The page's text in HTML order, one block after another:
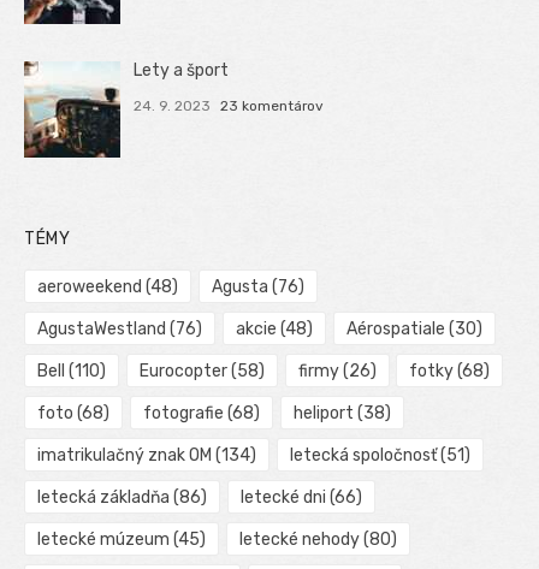
Lety a šport
24. 9. 2023 23 komentárov
TÉMY
aeroweekend (48) Agusta (76)
AgustaWestland (76) akcie (48) Aérospatiale (30)
Bell (110) Eurocopter(58) firmy(26) fotky(68)
foto (68) fotografie (68) heliport (38)
imatrikulačný znak OM (134) letecká spoločnosť(51)
letecká základňa (86) letecké dni (66)
letecké múzeum (45) letecké nehody(80)